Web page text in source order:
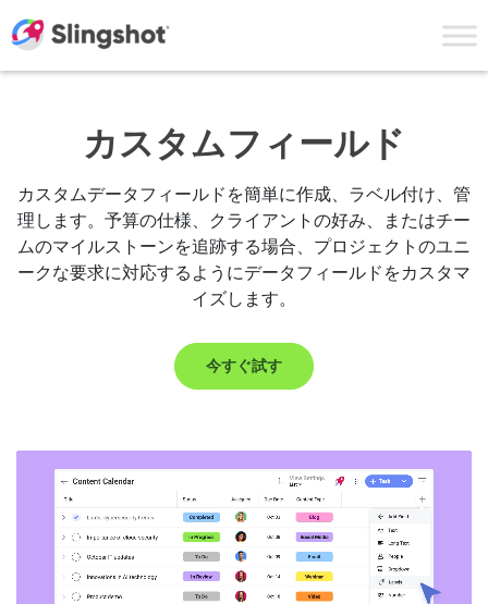
カスタムフィールド
カスタムデータフィールドを簡単に作成、ラベル付け、管
理します。予算の仕様、クライアントの好み、またはチー
ムのマイルストーンを追跡する場合、プロジェクトのユニ
ークな要求に対応するようにデータフィールドをカスタマ
イズします。
今すぐ試す